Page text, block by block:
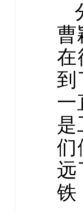
曹
在
到
一
是
们
远
铁